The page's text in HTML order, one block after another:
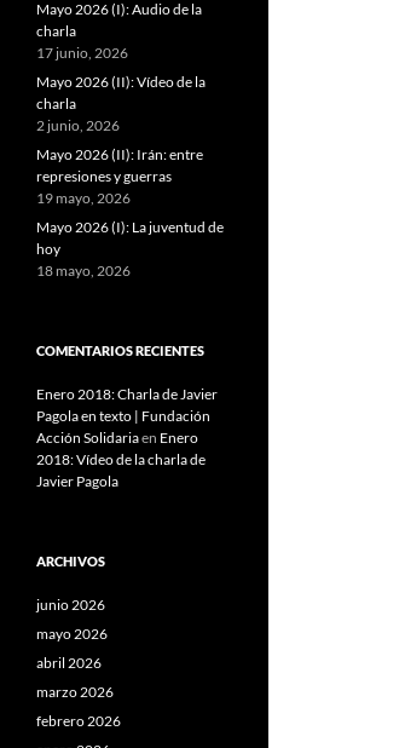
Mayo 2026 (I): Audio de la
charla
17 junio, 2026
Mayo 2026 (II): Vídeo de la
charla
2 junio, 2026
Mayo 2026 (II): Irán: entre
represiones y guerras
19 mayo, 2026
Mayo 2026 (I): La juventud de
hoy
18 mayo, 2026
COMENTARIOS RECIENTES
Enero 2018: Charla de Javier
Pagola en texto | Fundación
Acción Solidariaen Enero
2018: Vídeo de la charla de
Javier Pagola
ARCHIVOS
junio 2026
mayo 2026
abril 2026
marzo 2026
febrero 2026